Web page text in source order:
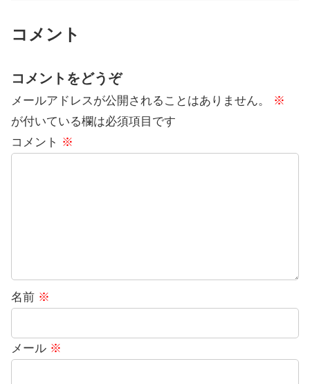
コメント
コメントをどうぞ
メールアドレスが公開されることはありません。
※
が付いている欄は必須項目です
コメント ※
名前 ※
メール ※